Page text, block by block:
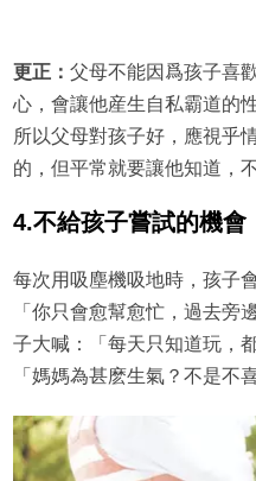
更正： 父母不能因爲孩子喜
心，會讓他産生自私霸道的
所以父母對孩子好，應視乎
的，但平常就要讓他知道，
4.不給孩子嘗試的機會
每次用吸塵機吸地時，孩子
「你只會愈幫愈忙，過去旁
子大喊：「每天只知道玩，
「媽媽為甚麽生氣？不是不